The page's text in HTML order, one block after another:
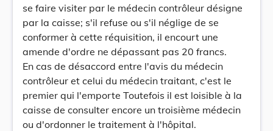
se faire visiter par le médecin contrôleur désigne
par la caisse; s'il refuse ou s'il néglige de se
conformer à cette réquisition, il encourt une
amende d'ordre ne dépassant pas 20 francs.
En cas de désaccord entre l'avis du médecin
contrôleur et celui du médecin traitant, c'est le
premier qui l'emporte Toutefois il est loisible à la
caisse de consulter encore un troisième médecin
ou d'ordonner le traitement à l'hôpital.